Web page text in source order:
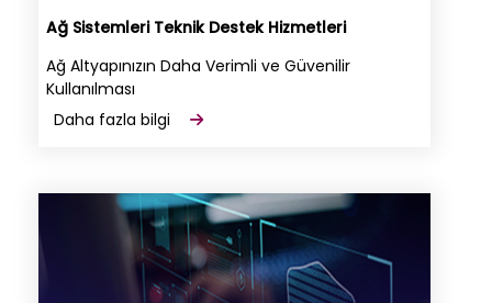
Ağ Sistemleri Teknik Destek Hizmetleri
Ağ Altyapınızın Daha Verimli ve Güvenilir
Kullanılması
Daha fazla bilgi